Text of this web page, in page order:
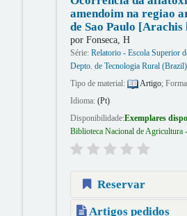
amendoim na regiao
de Sao Paulo
por Fonseca, H
Série: Relatorio - Escola Superior
Depto. de Tecnologia Rural (Brazil)
Tipo de material:
Artigo;
Idioma: (Pt)
Disponibilidade:Exemplares
Biblioteca Nacional de Agricultura
Reservar
Artigos pedidos